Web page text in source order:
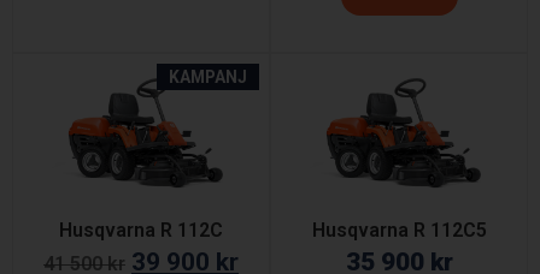
KAMPANJ
Husqvarna R 112C
41 500kr 39 900 kr
Husqvarna R 112C5
35 900 kr